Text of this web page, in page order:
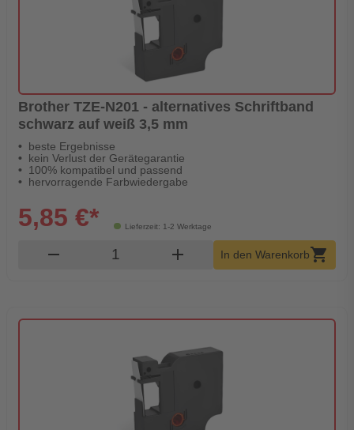
Brother TZE-N201 - alternatives Schriftband
schwarz auf weiß 3,5 mm
beste Ergebnisse
kein Verlust der Gerätegarantie
100% kompatibel und passend
hervorragende Farbwiedergabe
Lieferzeit: 1-2 Werktage
5,85 €*
remove Produkt Warenkorb Menge
add In den Warenkorbshopping_cart